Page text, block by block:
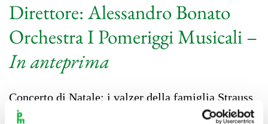
Direttore: Alessandro Bonato
Orchestra I Pomeriggi Musicali –
In anteprima
Concerto di Natale: i valzer della famiglia Strauss
Johann Strauss Jr (Vienna 1825-1899)
Frühlingsstimmen op. 410 Auf der Jagd! op. 373